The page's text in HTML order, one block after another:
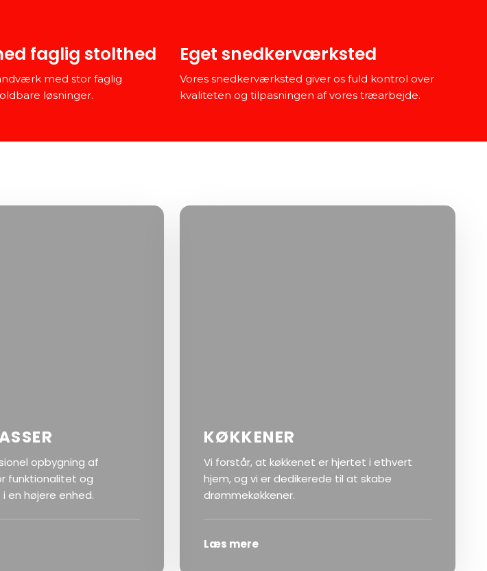
faglig stolthed
med stor faglig
løsninger.
Eget snedkerværksted
Vores snedkerværksted giver os fuld kontrol over
kvaliteten og tilpasningen af vores træarbejde.
opbygning af
funktionalitet og
en højere enhed.
KØKKENER
Vi forstår, at køkkenet er hjertet i ethvert
hjem, og vi er dedikerede til at skabe
drømmekøkkener.
Læs mere